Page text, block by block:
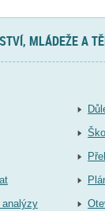
MLÁDEŽE A